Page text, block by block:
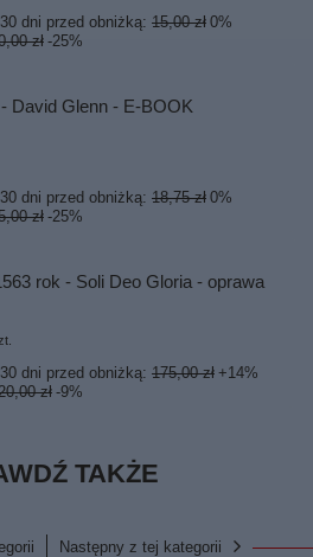
dni przed obniżką: 15,00 zł 0%
zł-25%
David Glenn - E-BOOK
dni przed obniżką: 18,75 zł 0%
zł-25%
rok - Soli Deo Gloria - oprawa
dni przed obniżką: 175,00 zł +14%
zł-9%
TAKŻE
Następny z tej kategorii